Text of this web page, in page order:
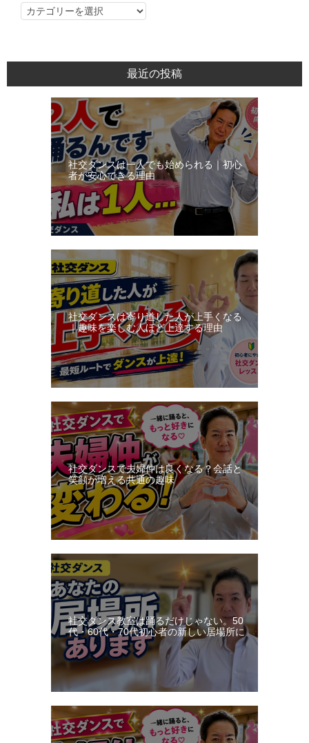
社
ン
最近の投稿
社交ダンスは一人でも始められる｜初心
者が安心できる理由
社交ダンスは寄り道した人が上手くなる
｜趣味を楽しむ人ほど上達する理由
社交ダンスで夫婦仲は良くなる？会話と
笑顔が増える共通の趣味
社交ダンス教室は踊るだけじゃない。50
代・60代・70代初心者の新しい居場所に